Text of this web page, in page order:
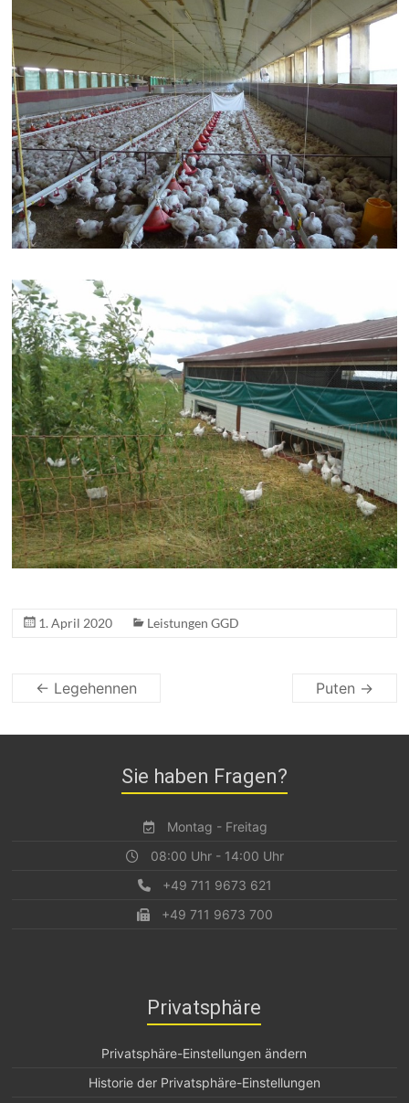
1. April 2020 Leistungen GGD
← Legehennen Puten →
Sie haben Fragen?
Montag - Freitag
08:00 Uhr - 14:00 Uhr
+49 711 9673 621
+49 711 9673 700
Privatsphäre
Privatsphäre-Einstellungen ändern
Historie der Privatsphäre-Einstellungen